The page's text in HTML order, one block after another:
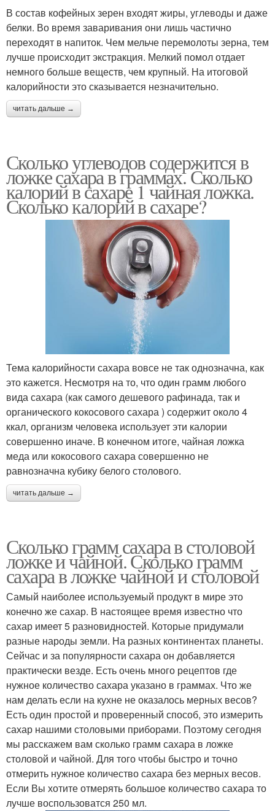
В состав кофейных зерен входят жиры, углеводы и даже
белки. Во время заваривания они лишь частично
переходят в напиток. Чем мельче перемолоты зерна, тем
лучше происходит экстракция. Мелкий помол отдает
немного больше веществ, чем крупный. На итоговой
калорийности это сказывается незначительно.
читать дальше →
Сколько углеводов содержится в
ложке сахара в граммах. Сколько
калорий в сахаре 1 чайная ложка.
Сколько калорий в сахаре?
Тема калорийности сахара вовсе не так однозначна, как
это кажется. Несмотря на то, что один грамм любого
вида сахара (как самого дешевого рафинада, так и
органического кокосового сахара ) содержит около 4
ккал, организм человека использует эти калории
совершенно иначе. В конечном итоге, чайная ложка
меда или кокосового сахара совершенно не
равнозначна кубику белого столового.
читать дальше →
Сколько грамм сахара в столовой
ложке и чайной. Сколько грамм
сахара в ложке чайной и столовой
Самый наиболее используемый продукт в мире это
конечно же сахар. В настоящее время известно что
сахар имеет 5 разновидностей. Которые придумали
разные народы земли. На разных континентах планеты.
Сейчас и за популярности сахара он добавляется
практически везде. Есть очень много рецептов где
нужное количество сахара указано в граммах. Что же
нам делать если на кухне не оказалось мерных весов?
Есть один простой и проверенный способ, это измерить
сахар нашими столовыми приборами. Поэтому сегодня
мы расскажем вам сколько грамм сахара в ложке
столовой и чайной. Для того чтобы быстро и точно
отмерить нужное количество сахара без мерных весов.
Если Вы хотите отмерять большое количество сахара то
лучше воспользоватся 250 мл.